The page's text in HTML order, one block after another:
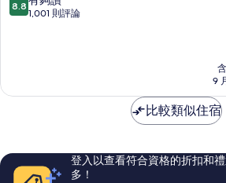
雄
分，
夠
評
論
8.8
1,001 則評論
9
比較類似住宿
登入以查看符合資格的折扣和
多！